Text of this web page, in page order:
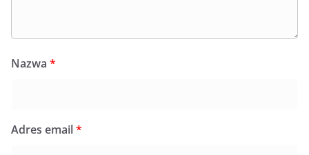
Nazwa *
Adres email*